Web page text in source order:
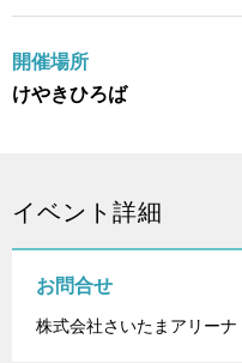
開催場所
けやきひろば
イベント詳細
お問合せ
株式会社さいたまアリー